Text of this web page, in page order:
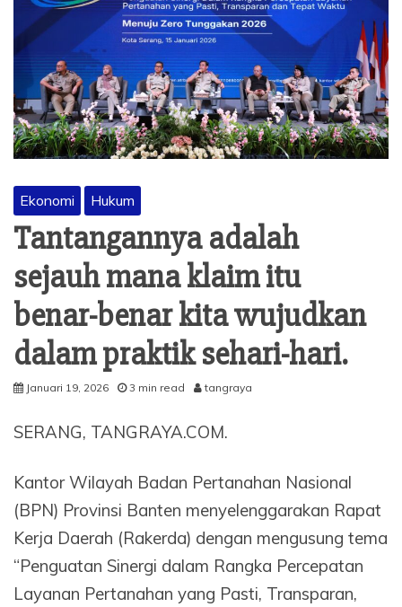
Ekonomi Hukum
Tantangannya adalah
sejauh mana klaim itu
benar-benar kita wujudkan
dalam praktik sehari-hari.
Januari 19, 2026 3 min read tangraya
SERANG, TANGRAYA.COM.
Kantor Wilayah Badan Pertanahan Nasional
(BPN) Provinsi Banten menyelenggarakan Rapat
Kerja Daerah (Rakerda) dengan mengusung tema
“Penguatan Sinergi dalam Rangka Percepatan
Layanan Pertanahan yang Pasti, Transparan,